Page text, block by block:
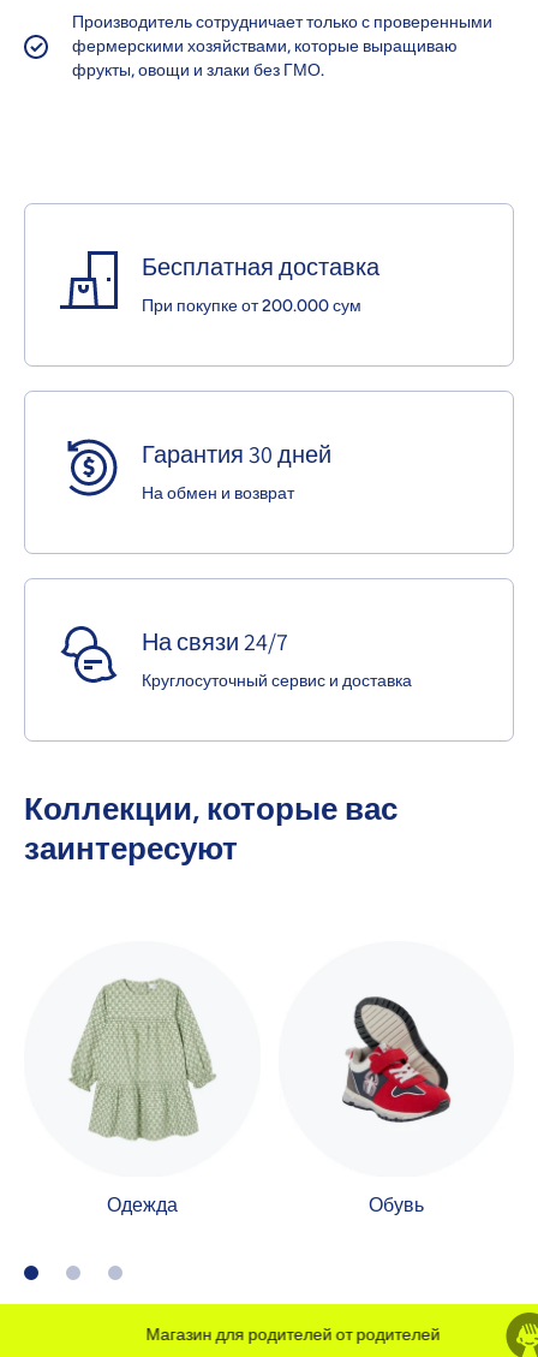
Производитель сотрудничает только с проверенными
фермерскими хозяйствами, которые выращиваю
фрукты, овощи и злаки без ГМО.
Бесплатная доставка
При покупке от 200.000 сум
Гарантия 30 дней
На обмен и возврат
На связи 24/7
Круглосуточный сервис и доставка
Коллекции, которые вас
заинтересуют
Одежда Обувь
Магазин для родителей от родителей